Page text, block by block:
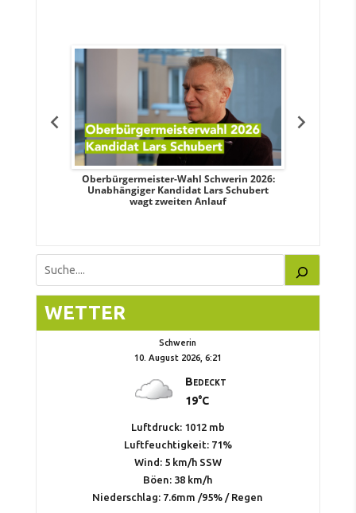
Oberbürgermeister-Wahl Schwerin 2026:
Unabhängiger Kandidat Lars Schubert
wagt zweiten Anlauf
Suchen
WETTER
Schwerin
10. August 2026, 6:21
Bedeckt
19°C
Luftdruck: 1012 mb
Luftfeuchtigkeit: 71%
Wind: 5 km/h SSW
Böen: 38 km/h
Niederschlag: 7.6mm /95% / Regen